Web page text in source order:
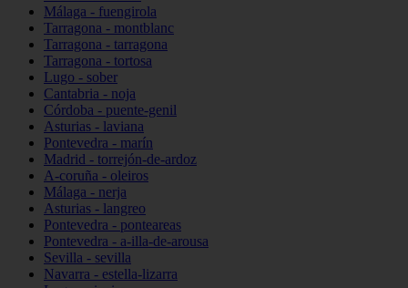
Málaga - fuengirola
Tarragona - montblanc
Tarragona - tarragona
Tarragona - tortosa
Lugo - sober
Cantabria - noja
Córdoba - puente-genil
Asturias - laviana
Pontevedra - marín
Madrid - torrejón-de-ardoz
A-coruña - oleiros
Málaga - nerja
Asturias - langreo
Pontevedra - ponteareas
Pontevedra - a-illa-de-arousa
Sevilla - sevilla
Navarra - estella-lizarra